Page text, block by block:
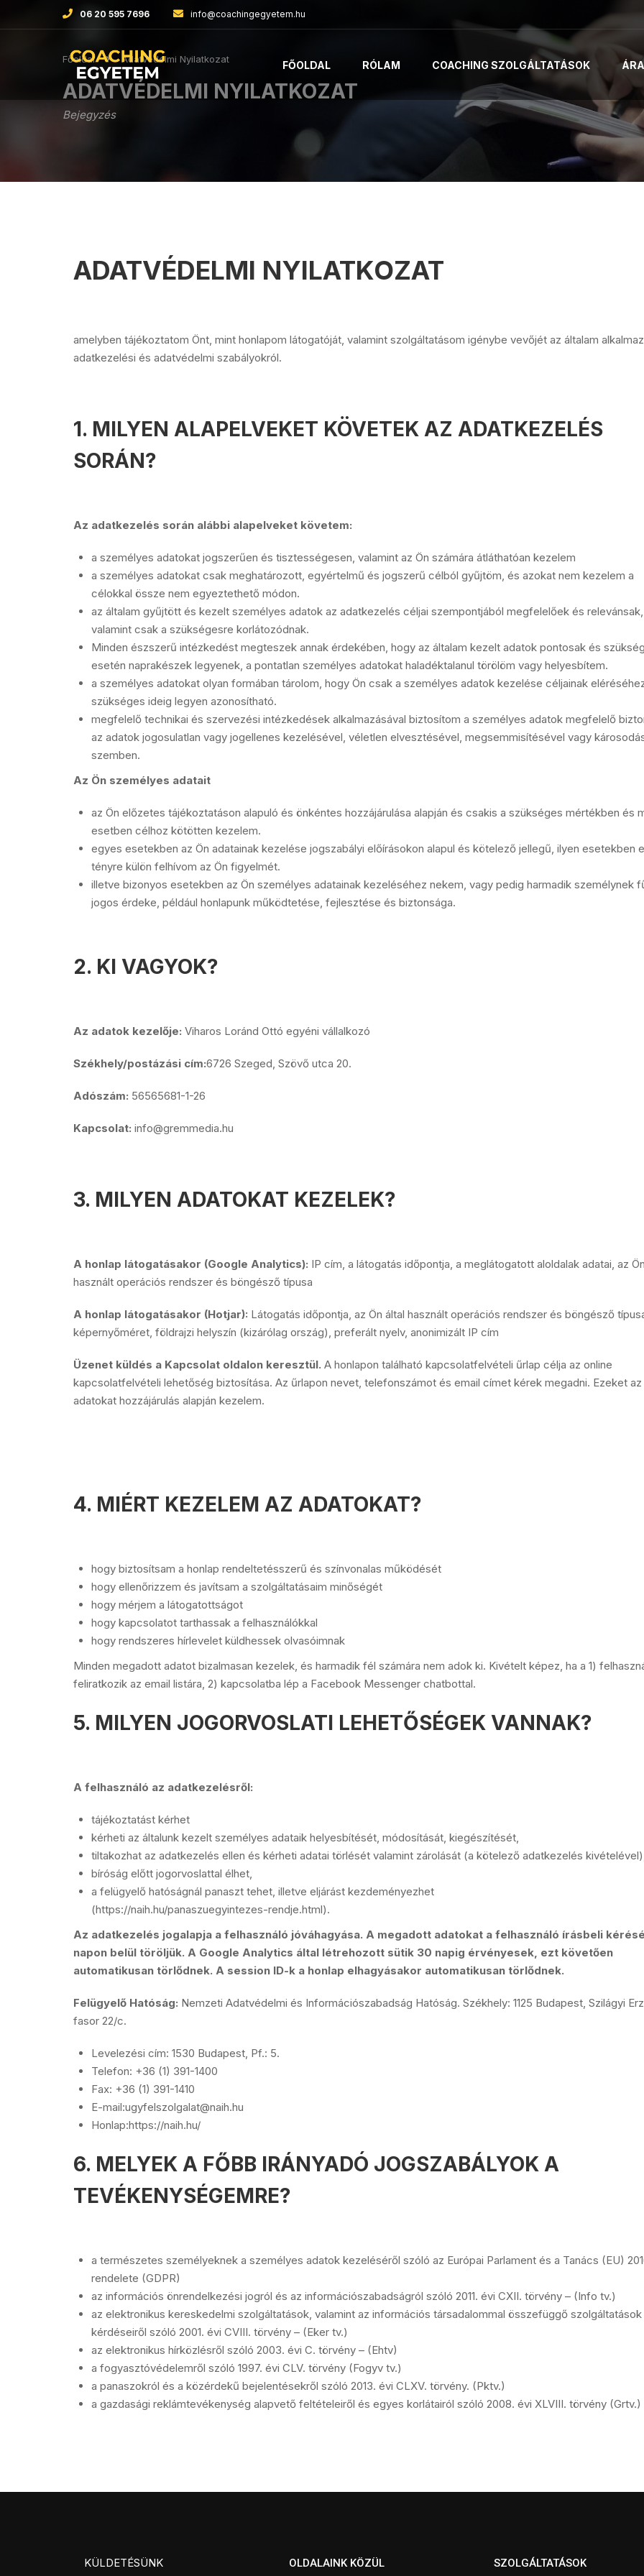
06 20 595 7696 info@coachingegyetem.hu
FŐOLDAL RÓLAM COACHING SZOLGÁLTATÁSOK
Főoldal Adatvédelmi Nyilatkozat
ADATVÉDELMI NYILATKOZAT
Bejegyzés
ADATVÉDELMI NYILATKOZAT
amelyben tájékoztatom Önt, mint honlapom látogatóját, valamint szolgáltatásom igénybe vevőjét az általam
adatkezelési és adatvédelmi szabályokról.
1. MILYEN ALAPELVEKET KÖVETEK AZ ADATKEZELÉS
SORÁN?
Az adatkezelés során alábbi alapelveket követem:
a személyes adatokat jogszerűen és tisztességesen, valamint az Ön számára átláthatóan kezelem
a személyes adatokat csak meghatározott, egyértelmű és jogszerű célból gyűjtöm, és azokat nem kezelem a
célokkal össze nem egyeztethető módon.
az általam gyűjtött és kezelt személyes adatok az adatkezelés céljai szempontjából megfelelőek és relevánsak,
valamint csak a szükségesre korlátozódnak.
Minden észszerű intézkedést megteszek annak érdekében, hogy az általam kezelt adatok pontosak és szükség
esetén naprakészek legyenek, a pontatlan személyes adatokat haladéktalanul törölöm vagy helyesbítem.
a személyes adatokat olyan formában tárolom, hogy Ön csak a személyes adatok kezelése céljainak
szükséges ideig legyen azonosítható.
megfelelő technikai és szervezési intézkedések alkalmazásával biztosítom a személyes adatok megfelelő
az adatok jogosulatlan vagy jogellenes kezelésével, véletlen elvesztésével, megsemmisítésével vagy
szemben.
Az Ön személyes adatait
az Ön előzetes tájékoztatáson alapuló és önkéntes hozzájárulása alapján és csakis a szükséges mértékben és
esetben célhoz kötötten kezelem.
egyes esetekben az Ön adatainak kezelése jogszabályi előírásokon alapul és kötelező jellegű, ilyen esetekben
tényre külön felhívom az Ön figyelmét.
illetve bizonyos esetekben az Ön személyes adatainak kezeléséhez nekem, vagy pedig harmadik személynek
jogos érdeke, például honlapunk működtetése, fejlesztése és biztonsága.
2. KI VAGYOK?
Az adatok kezelője: Viharos Loránd Ottó egyéni vállalkozó
Székhely/postázási cím:6726 Szeged, Szövő utca 20.
Adószám: 56565681-1-26
Kapcsolat: info@gremmedia.hu
3. MILYEN ADATOKAT KEZELEK?
A honlap látogatásakor (Google Analytics): IP cím, a látogatás időpontja, a meglátogatott aloldalak adatai, az
használt operációs rendszer és böngésző típusa
A honlap látogatásakor (Hotjar): Látogatás időpontja, az Ön által használt operációs rendszer és böngésző
képernyőméret, földrajzi helyszín (kizárólag ország), preferált nyelv, anonimizált IP cím
Üzenet küldés a Kapcsolat oldalon keresztül. A honlapon található kapcsolatfelvételi űrlap célja az online
kapcsolatfelvételi lehetőség biztosítása. Az űrlapon nevet, telefonszámot és email címet kérek megadni. Ezeket az
adatokat hozzájárulás alapján kezelem.
4. MIÉRT KEZELEM AZ ADATOKAT?
hogy biztosítsam a honlap rendeltetésszerű és színvonalas működését
hogy ellenőrizzem és javítsam a szolgáltatásaim minőségét
hogy mérjem a látogatottságot
hogy kapcsolatot tarthassak a felhasználókkal
hogy rendszeres hírlevelet küldhessek olvasóimnak
Minden megadott adatot bizalmasan kezelek, és harmadik fél számára nem adok ki. Kivételt képez, ha a 1)
feliratkozik az email listára, 2) kapcsolatba lép a Facebook Messenger chatbottal.
5. MILYEN JOGORVOSLATI LEHETŐSÉGEK VANNAK?
A felhasználó az adatkezelésről:
tájékoztatást kérhet
kérheti az általunk kezelt személyes adataik helyesbítését, módosítását, kiegészítését,
tiltakozhat az adatkezelés ellen és kérheti adatai törlését valamint zárolását (a kötelező adatkezelés
bíróság előtt jogorvoslattal élhet,
a felügyelő hatóságnál panaszt tehet, illetve eljárást kezdeményezhet
(https://naih.hu/panaszuegyintezes-rendje.html).
Az adatkezelés jogalapja a felhasználó jóváhagyása. A megadott adatokat a felhasználó írásbeli
napon belül töröljük. A Google Analytics által létrehozott sütik 30 napig érvényesek, ezt követően
automatikusan törlődnek. A session ID-k a honlap elhagyásakor automatikusan törlődnek.
Felügyelő Hatóság: Nemzeti Adatvédelmi és Információszabadság Hatóság. Székhely: 1125 Budapest, Szilágyi
fasor 22/c.
Levelezési cím: 1530 Budapest, Pf.: 5.
Telefon: +36 (1) 391-1400
Fax: +36 (1) 391-1410
E-mail:ugyfelszolgalat@naih.hu
Honlap:https://naih.hu/
6. MELYEK A FŐBB IRÁNYADÓ JOGSZABÁLYOK A
TEVÉKENYSÉGEMRE?
a természetes személyeknek a személyes adatok kezeléséről szóló az Európai Parlament és a Tanács (EU)
rendelete (GDPR)
az információs önrendelkezési jogról és az információszabadságról szóló 2011. évi CXII. törvény – (Info tv.)
az elektronikus kereskedelmi szolgáltatások, valamint az információs társadalommal összefüggő
kérdéseiről szóló 2001. évi CVIII. törvény – (Eker tv.)
az elektronikus hírközlésről szóló 2003. évi C. törvény – (Ehtv)
a fogyasztóvédelemről szóló 1997. évi CLV. törvény (Fogyv tv.)
a panaszokról és a közérdekű bejelentésekről szóló 2013. évi CLXV. törvény. (Pktv.)
a gazdasági reklámtevékenység alapvető feltételeiről és egyes korlátairól szóló 2008. évi XLVIII. törvény (Grtv.)
KÜLDETÉSÜNK OLDALAINK KÖZÜL SZOLGÁLTATÁSOK